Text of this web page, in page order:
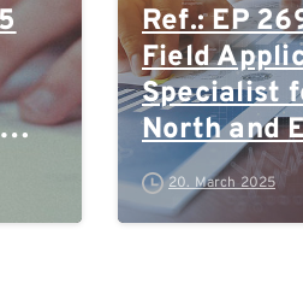
Ref.: EP
Field
Specialist
North and
Germany,
Ruhr and
20. March 2025